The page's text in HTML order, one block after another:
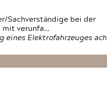
Sachverständige bei der
mit verunfa…
eines Elektrofahrzeuges